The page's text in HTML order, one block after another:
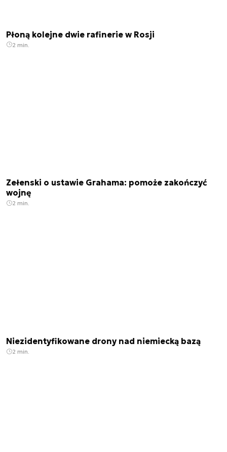
Płoną kolejne dwie rafinerie w Rosji
2 min.
Zełenski o ustawie Grahama: pomoże zakończyć
wojnę
2 min.
Niezidentyfikowane drony nad niemiecką bazą
2 min.